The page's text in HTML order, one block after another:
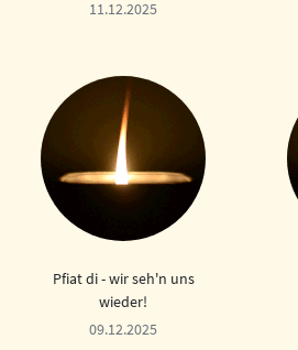
11.12.2025
Pfiat di - wir seh'n uns
wieder!
09.12.2025